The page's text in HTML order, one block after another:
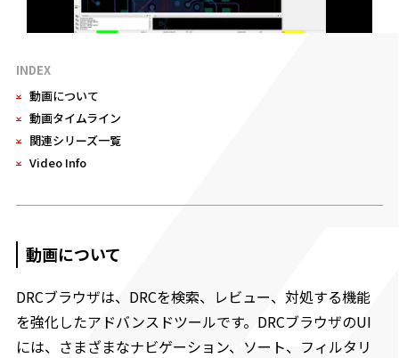
INDEX
動画について
動画タイムライン
関連シリーズ一覧
Video Info
動画について
DRCブラウザは、DRCを検索、レビュー、対処する機能
を強化したアドバンスドツールです。DRCブラウザのUI
には、さまざまなナビゲーション、ソート、フィルタリ